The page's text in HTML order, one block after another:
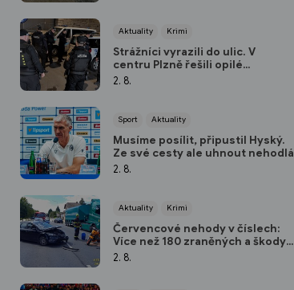
Aktuality Krimi
Strážníci vyrazili do ulic. V
centru Plzně řešili opilé
mladistvé i narušování pořádku
2. 8.
Sport Aktuality
Musíme posílit, připustil Hyský.
Ze své cesty ale uhnout nehodlá
2. 8.
Aktuality Krimi
Červencové nehody v číslech:
Více než 180 zraněných a škody
za téměř 40 milionů
2. 8.